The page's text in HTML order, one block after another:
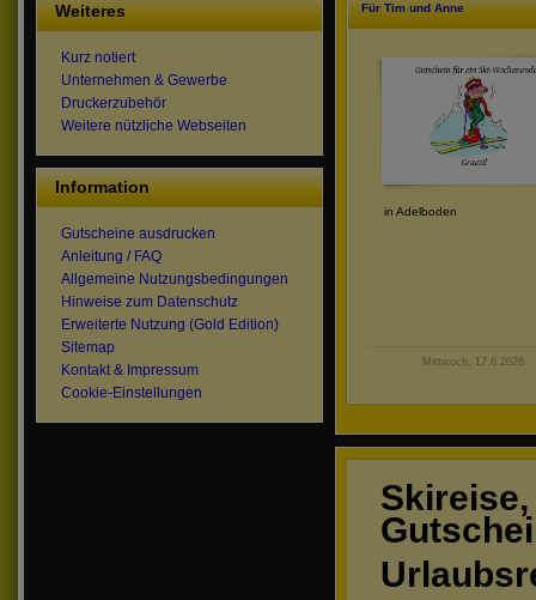
Für Tim und Anne
in Adelboden
Mittwoch, 17.6.2026
Weiteres
Kurz notiert
Unternehmen & Gewerbe
Druckerzubehör
Weitere nützliche Webseiten
Information
Gutscheine ausdrucken
Anleitung / FAQ
Allgemeine Nutzungsbedingungen
Hinweise zum Datenschutz
Erweiterte Nutzung (Gold Edition)
Sitemap
Kontakt & Impressum
Cookie-Einstellungen